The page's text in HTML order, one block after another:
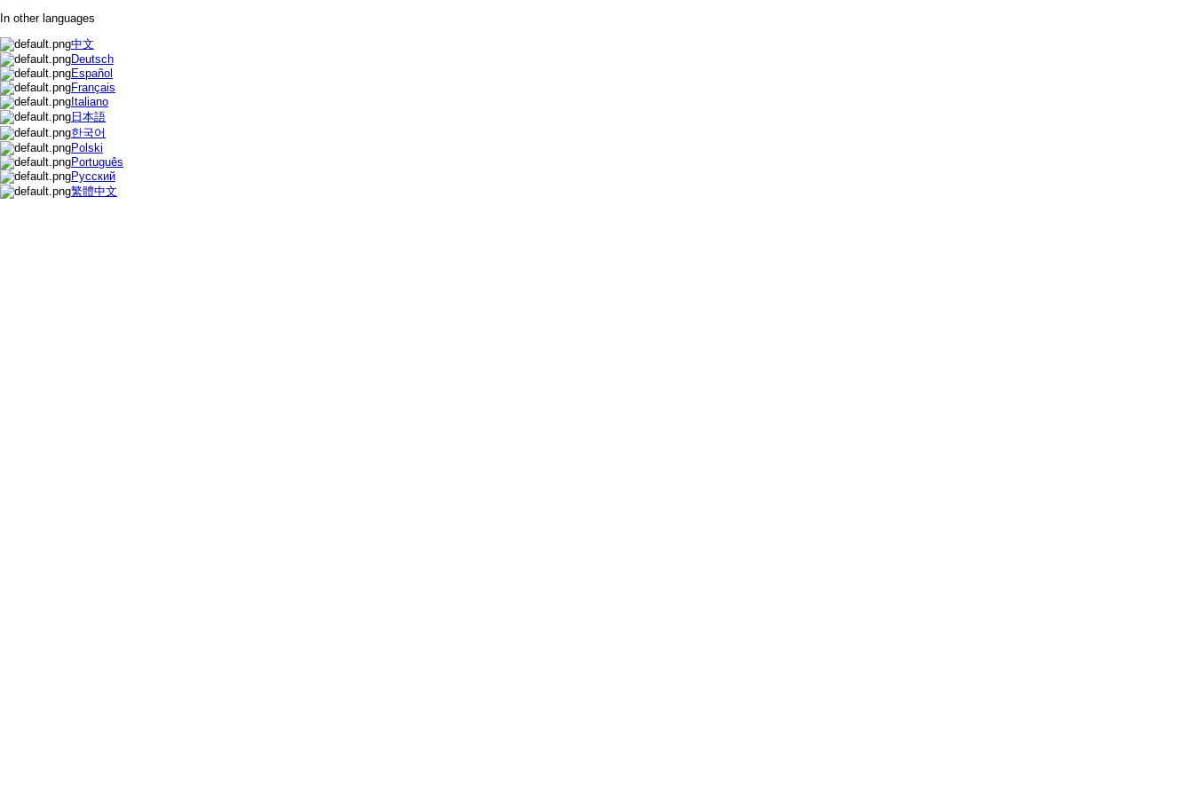
In other languages
中文
Deutsch
Español
Français
Italiano
日本語
한국어
Polski
Português
Русский
繁體中文